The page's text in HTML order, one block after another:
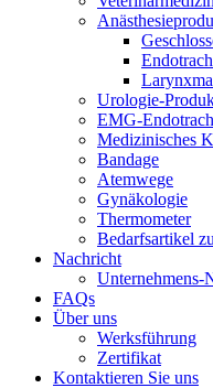
Urologie-
EMG-
Medizinisches
Bandage
Atemwege
Gynäkologie
Thermometer
Bedarfsartikel
Nachricht
Unternehmens-
FAQs
Über uns
Werksführung
Zertifikat
Kontaktieren Sie uns